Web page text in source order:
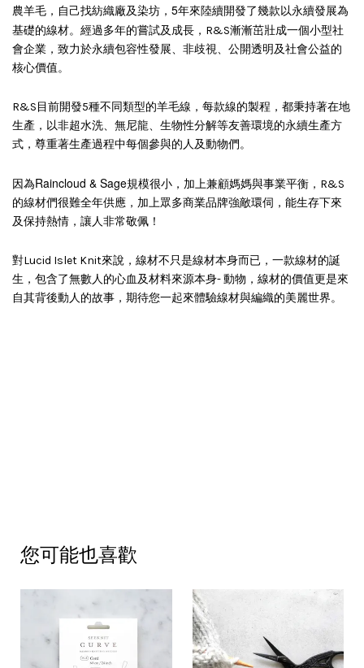
農羊毛，自己找紡織廠及染坊，5年來陸續開發了幾款以永續發展為
基礎的線材。 經過多年的嘗試及成長，R&S漸漸茁壯成一個小型社
會企業，致力於永續包容性發展、非歧視、公開透明及社會公益的
核心價值。
R&S目前開發5種不同類型的羊毛線，每款線的製程，都秉持著在地
生產，以非超水洗、無尼龍、生物性分解等友善環境的永續生產方
式，尊重著生產過程中每個參與的人及動物們。
因為Raincloud & Sage規模很小，加上兼顧媽媽與事業平衡，R&S
的線材們很難全年供應，加上眾多商業品牌強敵環伺，能生存下來
及保持熱情，讓人非常敬佩！
對Lucid Islet Knit來說，線材不只是線材本身而已，一款線材的誕
生，包含了無數人的心血及材料來源本身- 動物，線材的價值更是來
自其背後動人的故事，期待您一起來體驗線材與編織的美麗世界。
您可能也喜歡